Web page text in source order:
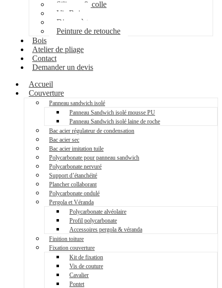
Silicone & colle
Vis Bois
Disque à tronçonner
Peinture de retouche
Bois
Atelier de pliage
Contact
Demander un devis
Accueil
Couverture
Panneau sandwich isolé
Panneau Sandwich isolé mousse PU
Panneau Sandwich isolé laine de roche
Bac acier régulateur de condensation
Bac acier sec
Bac acier imitation tuile
Polycarbonate pour panneau sandwich
Polycarbonate nervuré
Support d’étanchéité
Plancher collaborant
Polycarbonate ondulé
Pergola et Véranda
Polycarbonate alvéolaire
Profil polycarbonate
Accessoires pergola & véranda
Finition toiture
Fixation couverture
Kit de fixation
Vis de couture
Cavalier
Pontet